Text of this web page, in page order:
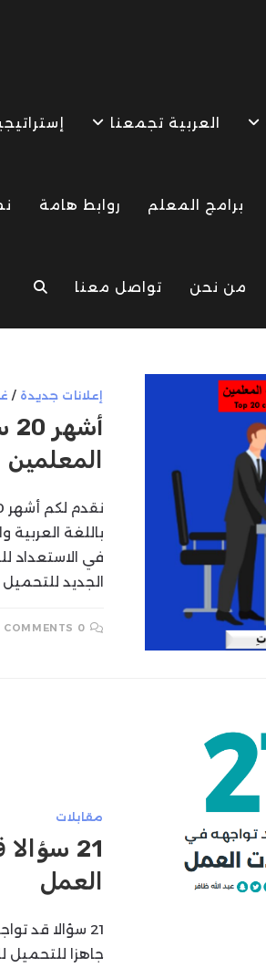
العربية تجمعنا
برامج المعلم روابط هامة
من نحن تواصل معنا TOGGLE
SEARCH
إعلانات جديدة /
المعلمين
باللغة العربية
في الاستعداد
الجديد
0 COMMENTS
مقابلات
21
العمل
21 سؤالا قد
جاهزا للتحميل